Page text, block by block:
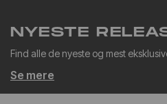
NYESTE
Find alle de nyeste og mest
Se mere